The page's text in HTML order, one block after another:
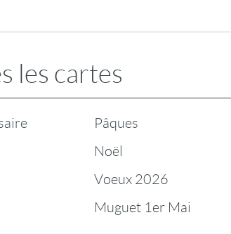
les cartes
Pâques
Noël
Voeux 2026
Muguet 1er Mai